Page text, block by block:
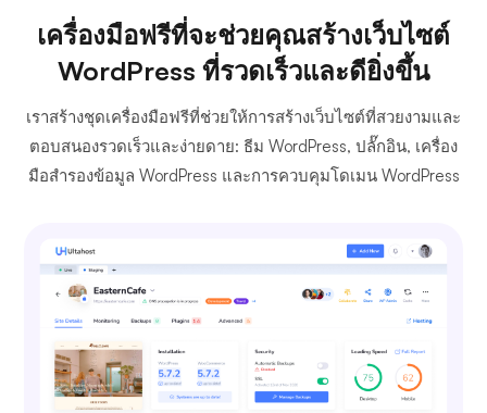
เครื่องมือฟรีที่จะช่วยคุณสร้างเว็บไซต์
WordPress ที่รวดเร็วและดียิ่งขึ้น
เราสร้างชุดเครื่องมือฟรีที่ช่วยให้การสร้างเว็บไซต์ที่สวยงามและ
ตอบสนองรวดเร็วและง่ายดาย: ธีม WordPress, ปลั๊กอิน, เครื่อง
มือสำรองข้อมูล WordPress และการควบคุมโดเมน WordPress